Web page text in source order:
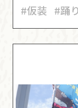
#仮装 #踊り